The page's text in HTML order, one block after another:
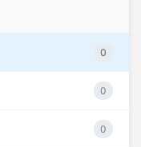
0
0
0